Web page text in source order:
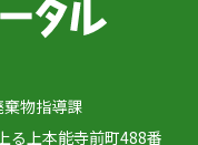
物指導課
上本能寺前町488番